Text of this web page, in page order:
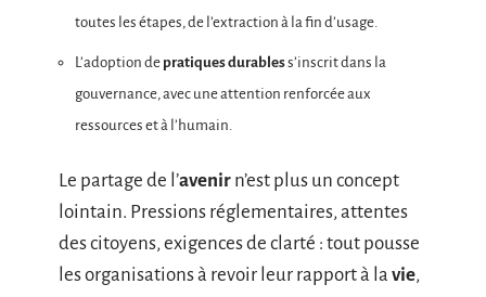
toutes les étapes, de l’extraction à la fin d’usage.
L’adoption de pratiques durabless’inscrit dans la
gouvernance, avec une attention renforcée aux
ressources et à l’humain.
Le partage de l’avenir n’est plus un concept
lointain. Pressions réglementaires, attentes
des citoyens, exigences de clarté : tout pousse
les organisations à revoir leur rapport à la vie,